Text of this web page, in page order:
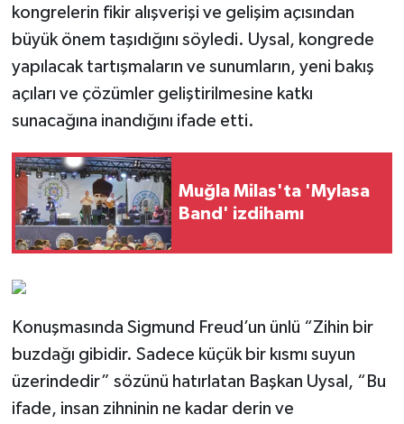
kongrelerin fikir alışverişi ve gelişim açısından
büyük önem taşıdığını söyledi. Uysal, kongrede
yapılacak tartışmaların ve sunumların, yeni bakış
açıları ve çözümler geliştirilmesine katkı
sunacağına inandığını ifade etti.
Muğla Milas'ta 'Mylasa
Band' izdihamı
Konuşmasında Sigmund Freud’un ünlü “Zihin bir
buzdağı gibidir. Sadece küçük bir kısmı suyun
üzerindedir” sözünü hatırlatan Başkan Uysal, “Bu
ifade, insan zihninin ne kadar derin ve